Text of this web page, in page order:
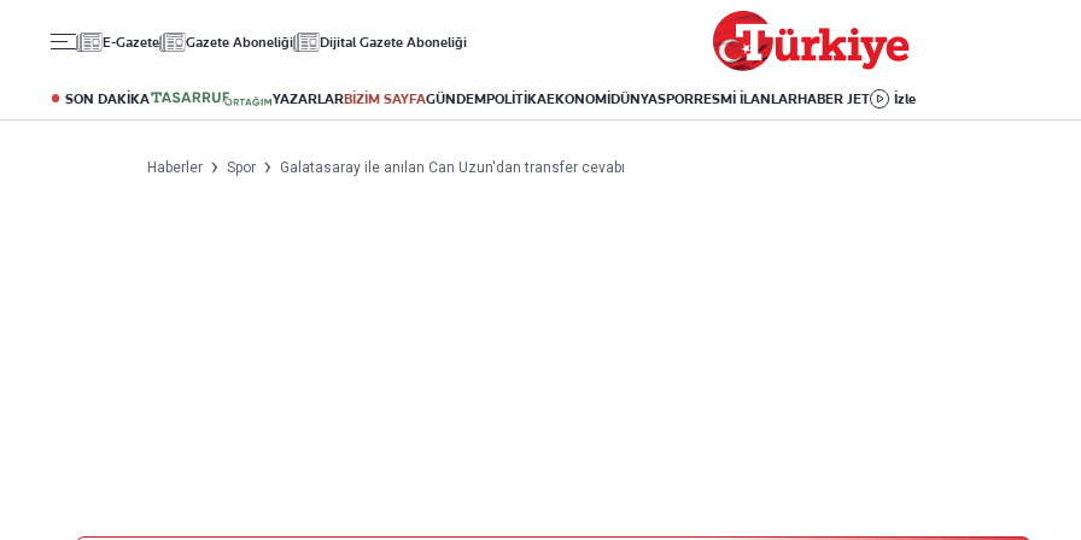
E-Gazete Gazete Aboneliği Dijital Gazete Aboneliği
SON DAKİKA YAZARLARBİZİM SAYFAGÜNDEMPOLİTİKAEKONOMİDÜNYASPORRESMİ İLANLARHABER JET İzle
Altın
Döviz
Kripto Para
Puan Durumu
Fikstür
Avrupa Ligi
Avrupa
Amerika
İsrail-Gazze
Yaşam
Sağlık
Yemek
Kitap
Haberler Spor Galatasaray ile anılan Can Uzun'dan transfer cevabı